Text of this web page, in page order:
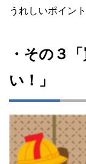
うれしいポイン
・その３
い！」